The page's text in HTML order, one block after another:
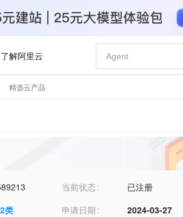
当前状态
已注册
类 申请日期
2024-03-27